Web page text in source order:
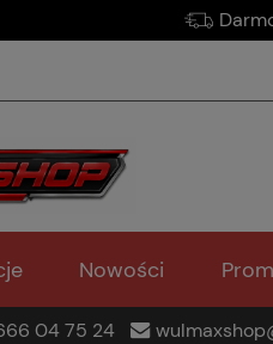
Nowości
04 75 24